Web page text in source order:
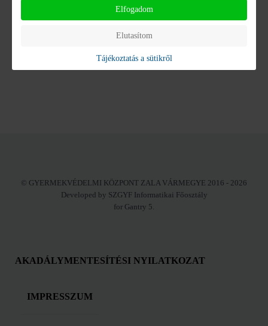
KATEGÓRIÁK
© GYERMEKVÉDELMI KÖZPONT ZALA VÁRMEGYE 2016 - 2026
Developed by SZGYF Informatikai Főosztály
for Gantry 5.
AKADÁLYMENTESÍTÉSI NYILATKOZAT
IMPRESSZUM
Elfogadom
Elutasítom
Tájékoztatás a sütikről